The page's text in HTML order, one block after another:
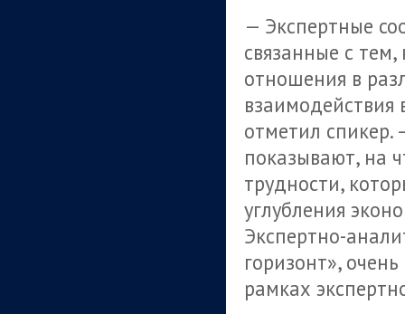
— Экспертные
связанные с
отношения в
взаимодействия
отметил спикер.
показывают, на
трудности,
углубления
Экспертно-
горизонт»,
рамках